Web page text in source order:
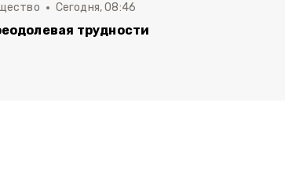
Сегодня, 08:46
трудности